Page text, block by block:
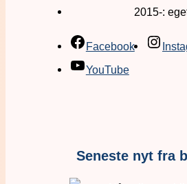
2015-:
Facebook
YouTube
Seneste nyt fra